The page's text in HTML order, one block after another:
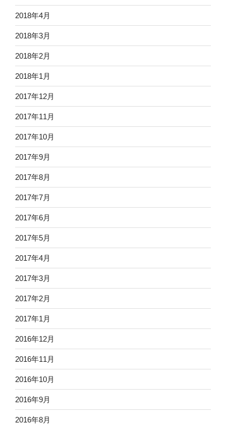
2018年4月
2018年3月
2018年2月
2018年1月
2017年12月
2017年11月
2017年10月
2017年9月
2017年8月
2017年7月
2017年6月
2017年5月
2017年4月
2017年3月
2017年2月
2017年1月
2016年12月
2016年11月
2016年10月
2016年9月
2016年8月